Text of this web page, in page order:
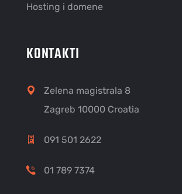
Hosting i domene
KONTAKTI
Zelena magistrala 8
Zagreb 10000 Croatia
091 501 2622
01 789 7374